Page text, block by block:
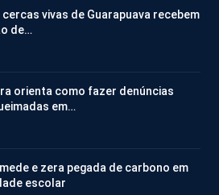
cercas vivas de Guarapuava recebem
de…
orienta como fazer denúncias
em…
e zera pegada de carbono em
escolar